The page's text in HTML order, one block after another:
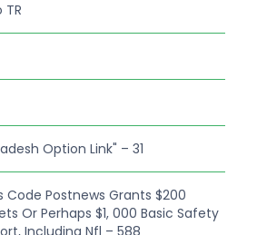
Option Link" – 31
Code Postnews Grants $200
Or Perhaps $1, 000 Basic Safety